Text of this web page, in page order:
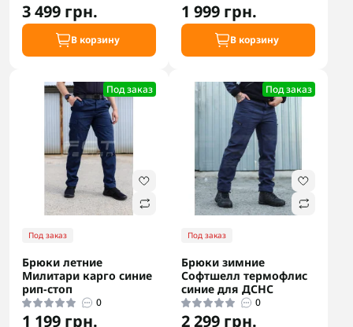
3 499 грн.
В корзину
1 999 грн.
В корзину
Под заказ
Под заказ
Брюки летние
Милитари карго синие
рип-стоп
0
1 199 грн.
Под заказ
Под заказ
Брюки зимние
Софтшелл термофлис
синие для ДСНС
0
2 299 грн.